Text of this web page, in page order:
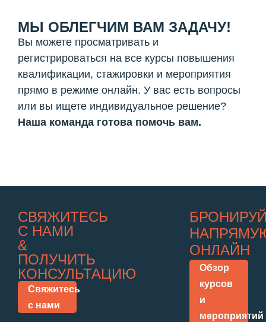
МЫ ОБЛЕГЧИМ ВАМ ЗАДАЧУ!
Вы можете просматривать и
регистрироваться на все курсы повышения
квалификации, стажировки и мероприятия
прямо в режиме онлайн. У вас есть вопросы
или вы ищете индивидуальное решение?
Наша команда готова помочь вам.
СВЯЖИТЕСЬ
С НАМИ
&
ПОЛУЧИТЬ
КОНСУЛЬТАЦИЮ
Свяжитесь
с нами
ОНЛАЙН
Обзор
курсов
и
мероприятий